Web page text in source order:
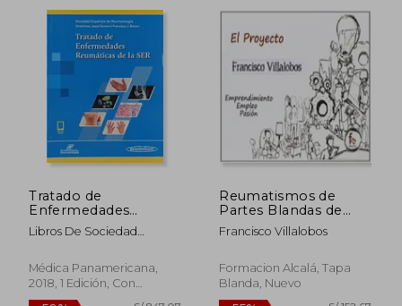
55% S/ 191,04 55% S/
Tratado de
Enfermedades
Reumaticas de la ser
(Rustica) - to
Libros De Sociedad
Reumatología
Médica Panamericana,
2018, 1 Edición, Con
Solapas, Nuevo
Reumatismos de
Partes Blandas de
Rodilla
Francisco Villalobos
Formacion Alcalá, Tapa
Blanda, Nuevo